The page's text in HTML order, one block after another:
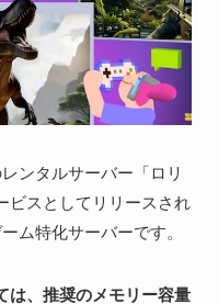
ンタルサーバー「ロリ
ビスとしてリリースされ
ム特化サーバーです。
は、推奨のメモリー容量